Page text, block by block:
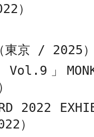
）
（東京 / 2025
Vol.9 」
）
2022
）